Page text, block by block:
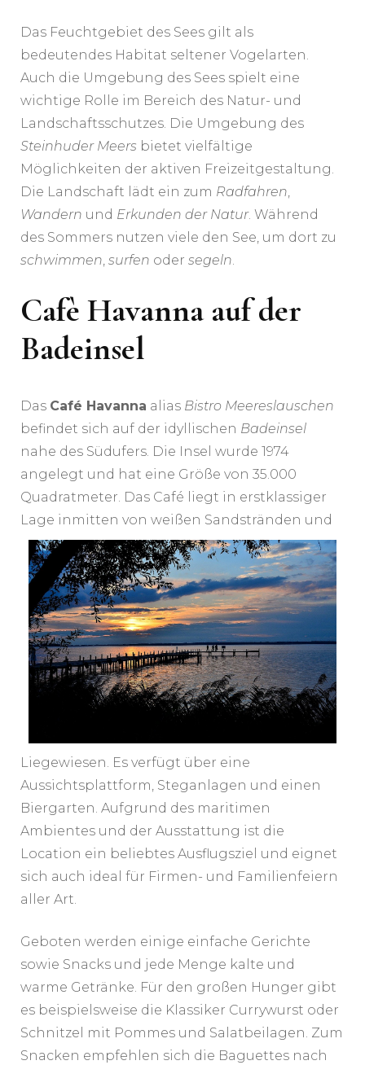
Das Feuchtgebiet des Sees gilt als
bedeutendes Habitat seltener Vogelarten.
Auch die Umgebung des Sees spielt eine
wichtige Rolle im Bereich des Natur- und
Landschaftsschutzes. Die Umgebung des
Steinhuder Meers bietet vielfältige
Möglichkeiten der aktiven Freizeitgestaltung.
Die Landschaft lädt ein zum Radfahren,
Wandern und Erkunden der Natur. Während
des Sommers nutzen viele den See, um dort zu
schwimmen, surfen oder segeln.
Cafè Havanna auf der
Badeinsel
Das Café Havanna alias Bistro Meereslauschen
befindet sich auf der idyllischen Badeinsel
nahe des Südufers. Die Insel wurde 1974
angelegt und hat eine Größe von 35.000
Quadratmeter. Das Café liegt in erstklassiger
Lage inmitten von weißen Sandstränden und
Liegewiesen. Es verfügt über eine
Aussichtsplattform, Steganlagen und einen
Biergarten. Aufgrund des maritimen
Ambientes und der Ausstattung ist die
Location ein beliebtes Ausflugsziel und eignet
sich auch ideal für Firmen- und Familienfeiern
aller Art.
Geboten werden einige einfache Gerichte
sowie Snacks und jede Menge kalte und
warme Getränke. Für den großen Hunger gibt
es beispielsweise die Klassiker Currywurst oder
Schnitzel mit Pommes und Salatbeilagen. Zum
Snacken empfehlen sich die Baguettes nach